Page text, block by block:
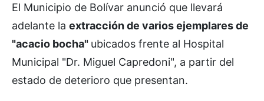
El Municipio de Bolívar anunció que llevará
adelante la extracción de varios ejemplares de
"acacio bocha" ubicados frente al Hospital
Municipal "Dr. Miguel Capredoni", a partir del
estado de deterioro que presentan.